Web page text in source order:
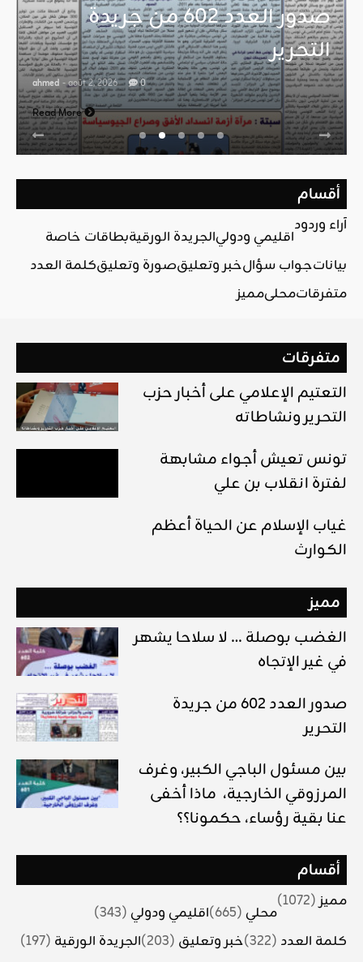
صدور العدد 602 من جريدة
التحرير
ahmed - août 2, 2026 0
Read More
أقسام
آراء وردود
اقليمي ودوليالجريدة الورقيةبطاقات خاصة
بياناتجواب سؤالخبر وتعليقصورة وتعليقكلمة العدد
متفرقاتمحليمميز
متفرقات
التعتيم الإعلامي على أخبار حزب
التحرير ونشاطاته
تونس تعيش أجواء مشابهة
لفترة انقلاب بن علي
غياب الإسلام عن الحياة أعظم
الكوارث
مميز
الغضب بوصلة … لا سلاحا يشهر
في غير الإتجاه
صدور العدد 602 من جريدة
التحرير
بين مسئول الباجي الكبير، وغرف
المرزوقي الخارجية، ماذا أخفى
عنا بقية رؤساء، حكمونا؟؟
أقسام
مميز(1072)
محلي (665) اقليمي ودولي (343)
كلمة العدد (322) خبر وتعليق (203) الجريدة الورقية (197)